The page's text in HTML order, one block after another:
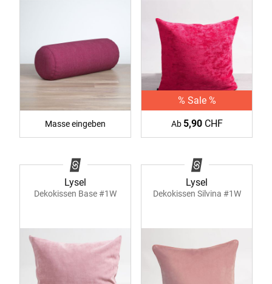
Masse eingeben
% Sale %
Ab 5,90CHF
Lysel
Dekokissen Base #1W
Lysel
Dekokissen Silvina #1W